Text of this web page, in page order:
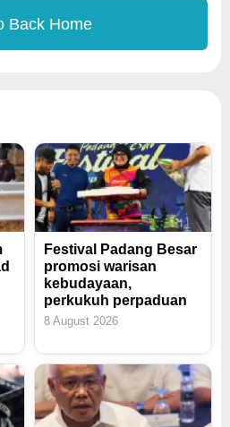
Back Home
Festival Padang Besar
promosi warisan
kebudayaan,
perkukuh perpaduan
8 August 2026